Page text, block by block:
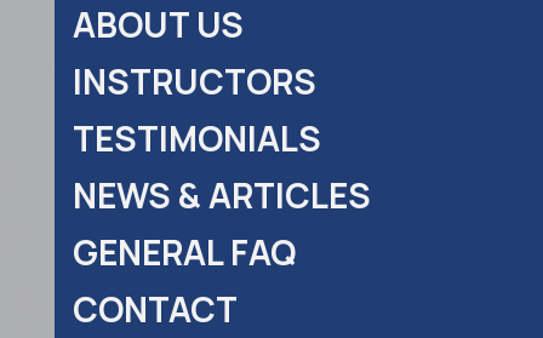
ABOUT US
INSTRUCTORS
TESTIMONIALS
NEWS & ARTICLES
GENERAL FAQ
CONTACT